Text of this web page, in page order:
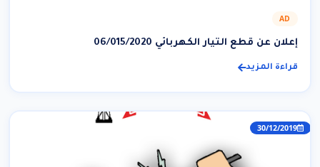
AD
إعلان عن قطع التيار الكهربائي 06/015/2020
قراءة المزيد
30/12/2019